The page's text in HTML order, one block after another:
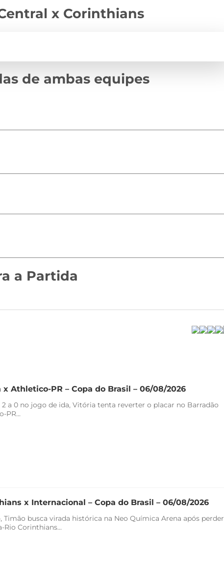
x Corinthians
de ambas equipes
a Partida
Athletico-PR – Copa do Brasil – 06/08/2026
a 0 no jogo de ida, Vitória tenta reverter o placar no Barradão
PR...
x Internacional – Copa do Brasil – 06/08/2026
Timão busca virada histórica na Neo Química Arena após perder
Rio Corinthians...